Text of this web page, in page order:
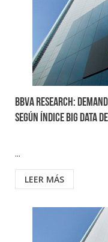
BBVA Research:
según Índice Big Data
...
LEER MÁS